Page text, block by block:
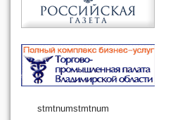
stmtnumstmtnum